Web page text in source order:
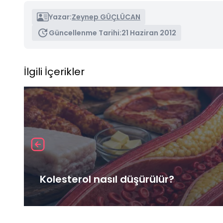
Yazar:Zeynep GÜÇLÜCAN
Güncellenme Tarihi:21 Haziran 2012
İlgili İçerikler
Kolesterol nasıl düşürülür?